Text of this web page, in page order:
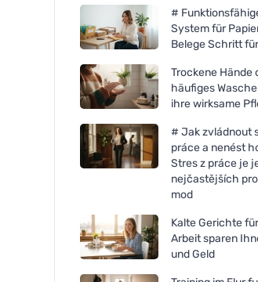
#
System für
Belege Schritt
Trockene Hände
häufiges
ihre wirksame
# Jak zvládnout
práce a nenést
Stres z práce je
nejčastějších
mod
Kalte Gerichte
Arbeit sparen
und Geld